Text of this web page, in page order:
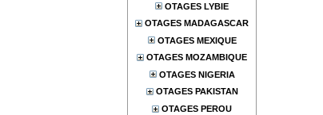
OTAGES LYBIE
OTAGES MADAGASCAR
OTAGES MEXIQUE
OTAGES MOZAMBIQUE
OTAGES NIGERIA
OTAGES PAKISTAN
OTAGES PEROU